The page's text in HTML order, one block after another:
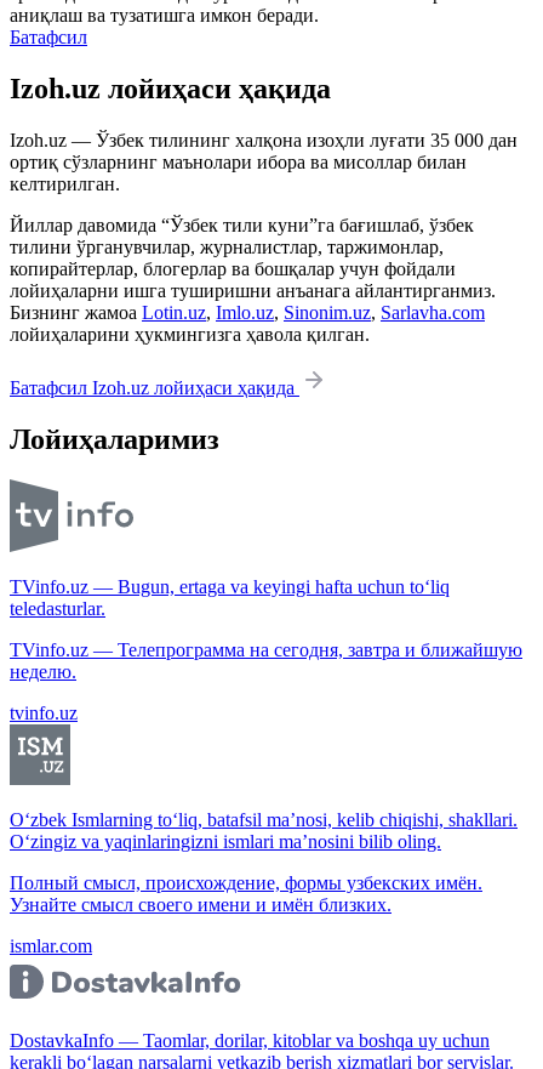
аниқлаш ва тузатишга имкон беради.
Батафсил
Izoh.uz лойиҳаси ҳақида
Izoh.uz — Ўзбек тилининг халқона изоҳли луғати 35 000 дан
ортиқ сўзларнинг маънолари ибора ва мисоллар билан
келтирилган.
Йиллар давомида “Ўзбек тили куни”га бағишлаб, ўзбек
тилини ўрганувчилар, журналистлар, таржимонлар,
копирайтерлар, блогерлар ва бошқалар учун фойдали
лойиҳаларни ишга туширишни анъанага айлантирганмиз.
Бизнинг жамоа Lotin.uz, Imlo.uz, Sinonim.uz, Sarlavha.com
лойиҳаларини ҳукмингизга ҳавола қилган.
Батафсил Izoh.uz лойиҳаси ҳақида
Лойиҳаларимиз
TVinfo.uz — Bugun, ertaga va keyingi hafta uchun to‘liq
teledasturlar.
TVinfo.uz — Телепрограмма на сегодня, завтра и ближайшую
неделю.
tvinfo.uz
O‘zbek Ismlarning to‘liq, batafsil ma’nosi, kelib chiqishi, shakllari.
O‘zingiz va yaqinlaringizni ismlari ma’nosini bilib oling.
Полный смысл, происхождение, формы узбекских имён.
Узнайте смысл своего имени и имён близких.
ismlar.com
DostavkaInfo — Taomlar, dorilar, kitoblar va boshqa uy uchun
kerakli bo‘lagan narsalarni yetkazib berish xizmatlari bor servislar.